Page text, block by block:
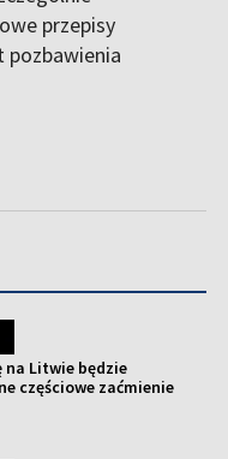
przepisy
pozbawienia
na Litwie będzie
częściowe zaćmienie